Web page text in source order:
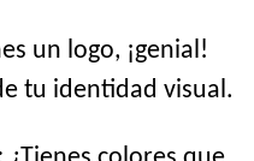
un logo, ¡genial!
tu identidad visual.